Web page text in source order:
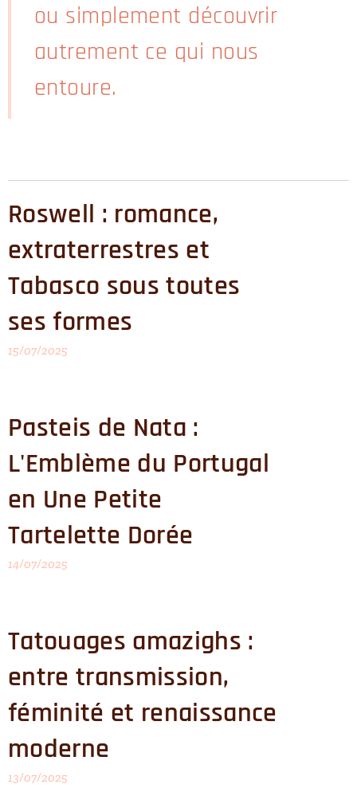
ou simplement découvrir
autrement ce qui nous
entoure.
Roswell : romance,
extraterrestres et
Tabasco sous toutes
ses formes
15/07/2025
Pasteis de Nata :
L'Emblème du Portugal
en Une Petite
Tartelette Dorée
14/07/2025
Tatouages amazighs :
entre transmission,
féminité et renaissance
moderne
13/07/2025